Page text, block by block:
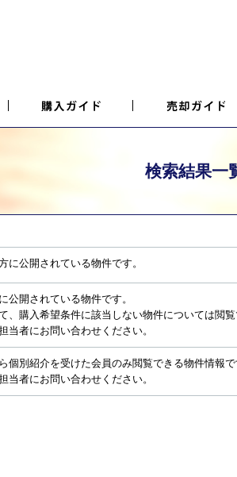
検索結果一
に公開されている物件です。
公開されている物件です。
、購入希望条件に該当しない物件については閲覧
当者にお問い合わせください。
個別紹介を受けた会員のみ閲覧できる物件情報で
当者にお問い合わせください。